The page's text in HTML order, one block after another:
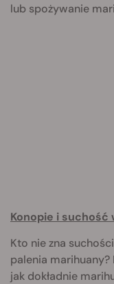
lub spożywanie
Konopie i suchość
Kto nie zna
palenia marihuany?
jak dokładnie